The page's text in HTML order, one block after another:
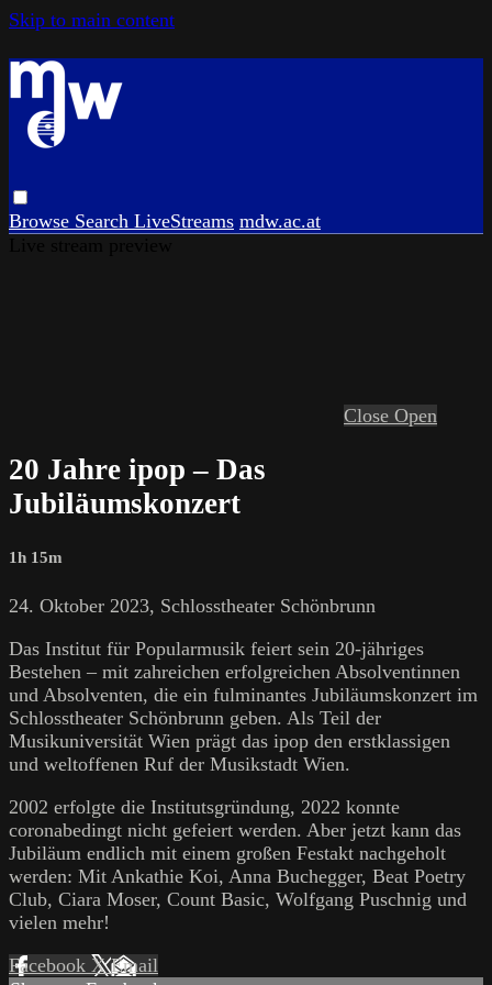
Skip to main content
Browse Search LiveStreams mdw.ac.at
Close Open
20 Jahre ipop – Das
Jubiläumskonzert
1h 15m
24. Oktober 2023, Schlosstheater Schönbrunn
Das Institut für Popularmusik feiert sein 20-jähriges
Bestehen – mit zahreichen erfolgreichen Absolventinnen
und Absolventen, die ein fulminantes Jubiläumskonzert im
Schlosstheater Schönbrunn geben. Als Teil der
Musikuniversität Wien prägt das ipop den erstklassigen
und weltoffenen Ruf der Musikstadt Wien.
2002 erfolgte die Institutsgründung, 2022 konnte
coronabedingt nicht gefeiert werden. Aber jetzt kann das
Jubiläum endlich mit einem großen Festakt nachgeholt
werden: Mit Ankathie Koi, Anna Buchegger, Beat Poetry
Club, Ciara Moser, Count Basic, Wolfgang Puschnig und
vielen mehr!
Facebook XEmail